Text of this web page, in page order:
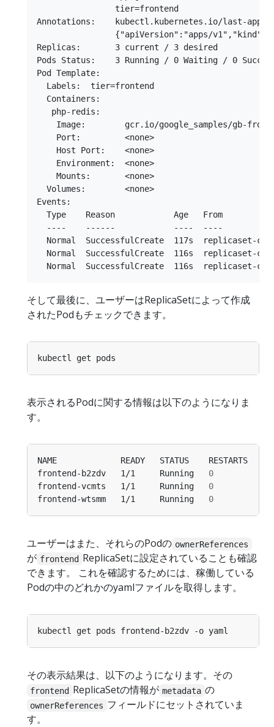
Annotations:	kubectl.kubernetes.io/last-applied-configuration:
{"apiVersion":"apps/
Replicas:	3 current / 3 desired
Pods Status:	3 Running / 0 Waiting / 0 Succeeded / 0 Failed
Pod Template:
  Labels:  tier=frontend
  Containers:
   php-redis:
Image:        gcr.io/google_samples/gb-
    Port:         <none>
    Host Port:    <none>
    Environment:  <none>
    Mounts:       <none>
  Volumes:        <none>
Events:
Type    Reason            Age   From
----    ------            ----  ----
Normal  SuccessfulCreate  117s  replicaset-
Normal  SuccessfulCreate  116s  replicaset-
そして最後に、ユーザーはReplicaSetによって作成
されたPodもチェックできます。
表示されるPodに関する情報は以下のようになりま
す。
frontend-b2zdv   1/1     Running 0
frontend-vcmts   1/1     Running 0
frontend-wtsmm   1/1     Running 0
ユーザーはまた、それらのPodの ownerReferences
が frontend ReplicaSetに設定されていることも確認
できます。 これを確認するためには、稼働している
Podの中のどれかのyamlファイルを取得します。
その表示結果は、以下のようになります。その
frontend ReplicaSetの情報が metadata の
ownerReferences フィールドにセットされていま
す。